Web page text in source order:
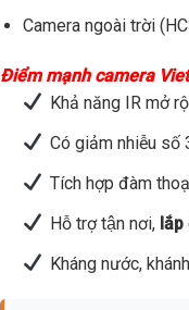
Camera ngoài trời
Điểm mạnh camera
Khả năng IR mở
Có giảm nhiễu số
Tích hợp đàm
Hỗ trợ tận nơi,lắp
Kháng nước,